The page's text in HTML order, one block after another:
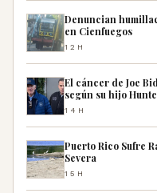
Denuncian
en Cienfuegos
12H
El cáncer de Joe
según su hijo
14H
Puerto Rico Sufre
Severa
15H